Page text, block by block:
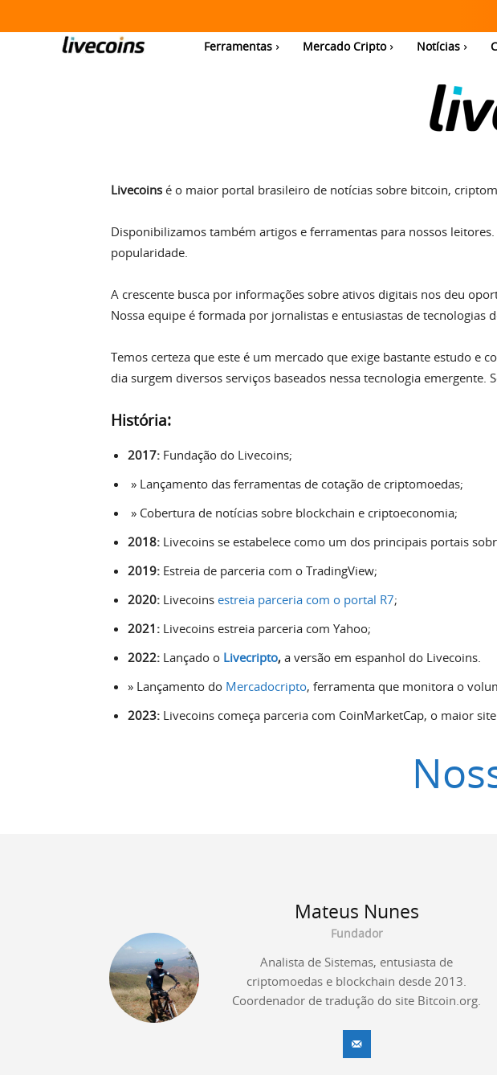
Ferramentas Mercado Cripto Notícias
Livecoins é o maior portal brasileiro de notícias sobre bitcoin,
Disponibilizamos também artigos e ferramentas para nossos leitores.
popularidade.
A crescente busca por informações sobre ativos digitais nos deu
Nossa equipe é formada por jornalistas e entusiastas de tecnologias
Temos certeza que este é um mercado que exige bastante estudo
dia surgem diversos serviços baseados nessa tecnologia emergente.
História:
2017: Fundação do Livecoins;
» Lançamento das ferramentas de cotação de criptomoedas;
» Cobertura de notícias sobre blockchain e criptoeconomia;
2018: Livecoins se estabelece como um dos principais portais
2019: Estreia de parceria com o TradingView;
2020: Livecoins estreia parceria com o portal R7;
2021: Livecoins estreia parceria com Yahoo;
2022: Lançado o Livecripto, a versão em espanhol do Livecoins.
» Lançamento do Mercadocripto, ferramenta que monitora o
2023: Livecoins começa parceria com CoinMarketCap, o maior
Mateus Nunes
Fundador
Analista de Sistemas, entusiasta de
criptomoedas e blockchain desde 2013.
Coordenador de tradução do site Bitcoin.org.